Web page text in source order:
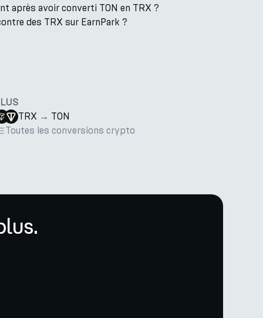
après avoir converti TON en TRX ?
des TRX sur EarnPark ?
TRX → TON
Toutes les conversions crypto